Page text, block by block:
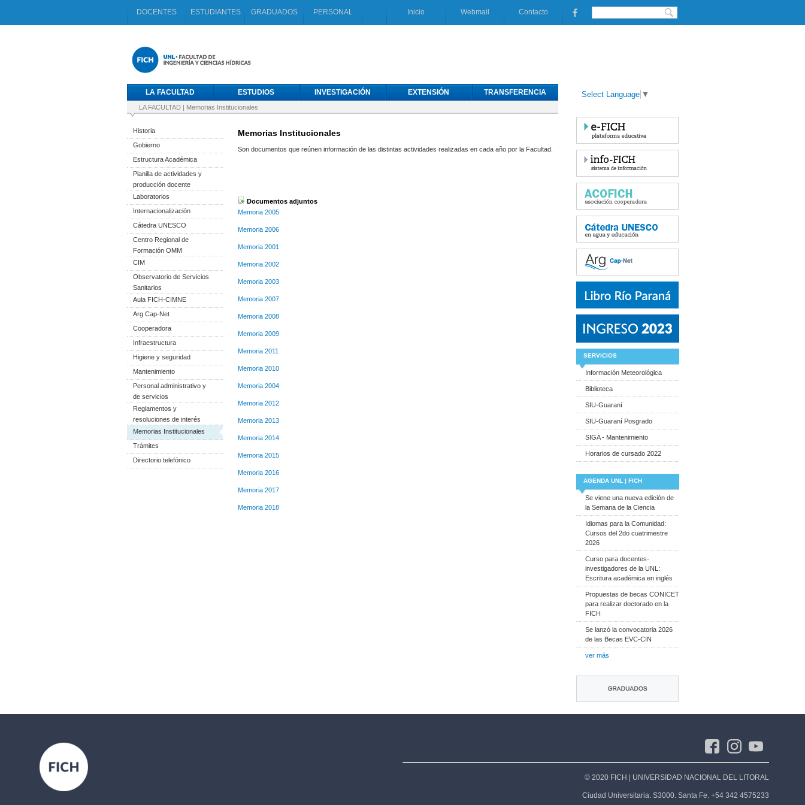
DOCENTES ESTUDIANTES GRADUADOS PERSONAL Inicio Webmail Contacto
Select Language ▼
SERVICIOS
Información Meteorológica
Biblioteca
SIU-Guaraní
SIU-Guaraní Posgrado
SIGA - Mantenimiento
Horarios de cursado 2022
AGENDA UNL | FICH
Se viene una nueva edición de
la Semana de la Ciencia
Idiomas para la Comunidad:
Cursos del 2do cuatrimestre
2026
​Curso para docentes-
investigadores de la UNL:
Escritura académica en inglés
Propuestas de becas CONICET
para realizar doctorado en la
FICH
Se lanzó la convocatoria 2026
de las Becas EVC-CIN
ver más
LA FACULTAD ESTUDIOS INVESTIGACIÓN EXTENSIÓN TRANSFERENCIA
LA FACULTAD | Memorias Institucionales
Historia
Gobierno
Estructura Académica
Planilla de actividades y
producción docente
Laboratorios
Internacionalización
Cátedra UNESCO
Centro Regional de
Formación OMM
CIM
Observatorio de Servicios
Sanitarios
Aula FICH-CIMNE
Arg Cap-Net
Cooperadora
Infraestructura
Higiene y seguridad
Mantenimiento
Personal administrativo y
de servicios
Reglamentos y
resoluciones de interés
Memorias Institucionales
Trámites
Directorio telefónico
Memorias Institucionales
Son documentos que reúnen información de las distintas actividades realizadas en cada año por la Facultad.
Documentos adjuntos
Memoria 2005
Memoria 2006
Memoria 2001
Memoria 2002
Memoria 2003
Memoria 2007
Memoria 2008
Memoria 2009
Memoria 2011
Memoria 2010
Memoria 2004
Memoria 2012
Memoria 2013
Memoria 2014
Memoria 2015
Memoria 2016
Memoria 2017
Memoria 2018
© 2020 FICH | UNIVERSIDAD NACIONAL DEL LITORAL
Ciudad Universitaria. S3000. Santa Fe. +54 342 4575233